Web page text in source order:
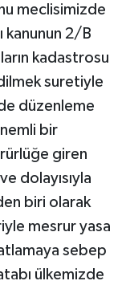
meclisimizde
kanunun 2/B
kadastrosu
suretiyle
düzenleme
bir
giren
dolayısıyla
biri olarak
mesrur yasa
sebep
ülkemizde